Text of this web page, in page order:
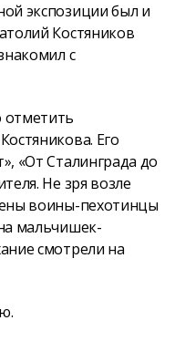
экспозиции был и
Костяников
с
отметить
Его
«От Сталинграда до
Не зря возле
воины-пехотинцы
мальчишек-
смотрели на